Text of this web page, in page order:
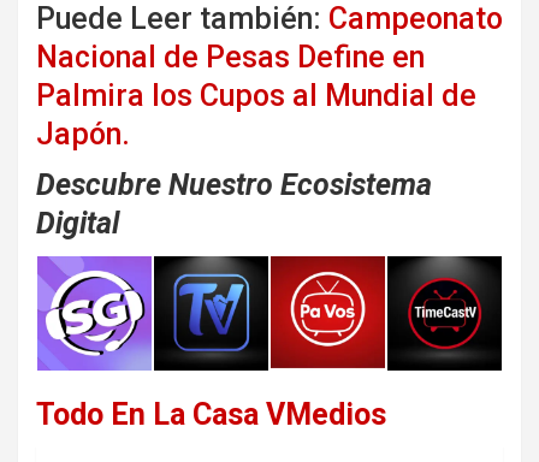
Puede Leer también: Campeonato
Nacional de Pesas Define en
Palmira los Cupos al Mundial de
Japón.
Descubre Nuestro Ecosistema
Digital
Todo En La Casa VMedios